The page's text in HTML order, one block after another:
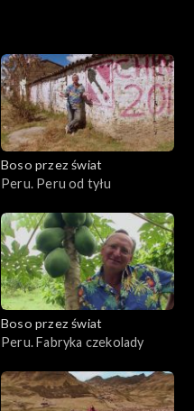
Boso przez świat
Peru. Peru od tyłu
Boso przez świat
Peru. Fabryka czekolady